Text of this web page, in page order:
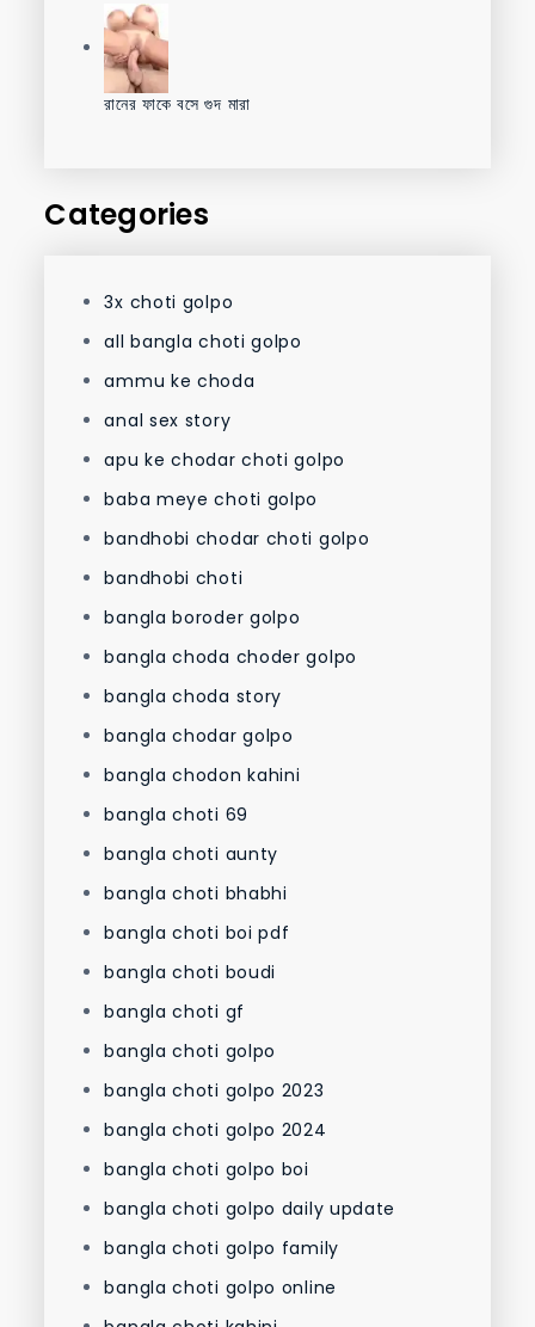
রানের ফাকে বসে গুদ মারা
Categories
3x choti golpo
all bangla choti golpo
ammu ke choda
anal sex story
apu ke chodar choti golpo
baba meye choti golpo
bandhobi chodar choti golpo
bandhobi choti
bangla boroder golpo
bangla choda choder golpo
bangla choda story
bangla chodar golpo
bangla chodon kahini
bangla choti 69
bangla choti aunty
bangla choti bhabhi
bangla choti boi pdf
bangla choti boudi
bangla choti gf
bangla choti golpo
bangla choti golpo 2023
bangla choti golpo 2024
bangla choti golpo boi
bangla choti golpo daily update
bangla choti golpo family
bangla choti golpo online